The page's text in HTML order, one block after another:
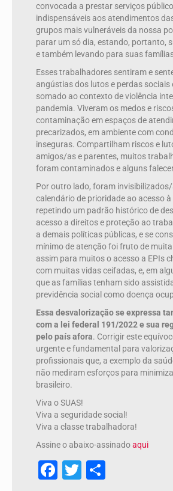
convocada a prestar serviços
indispensáveis aos atendimentos
grupos mais vulneráveis da nossa
parar um só dia, estando, portanto,
e também levando para suas
Esses trabalhadores sentiram e
angústias dos lutos e perdas sociais
somado ao contexto de violência
pandemia. Viveram os medos e
contaminação em espaços de
precarizados, em ambiente com
inseguras. Compartilham riscos e
amigos/as e parentes, muitos
foram contaminados e alguns
Por outro lado, foram
calendário de prioridade ao acesso à
repetindo um padrão histórico de
acesso a direitos e proteção ao
a demais políticas públicas, e se
mínimo de atenção foi fruto de
assim para muitos o acesso a EPIs
com muitas vidas ceifadas, e, em
que as famílias tenham sido
previdência social como doença
Essa desvalorização se expressa
com a lei federal 191/2022 e sua
pelo país afora. Corrigir este
urgente e fundamental para
profissionais que, a exemplo da
não mediram esforços para
brasileiro.
Viva o SUAS!
Viva a seguridade social!
Viva a classe trabalhadora!
Assine o abaixo-assinadoaqui
Facebook
Twitter